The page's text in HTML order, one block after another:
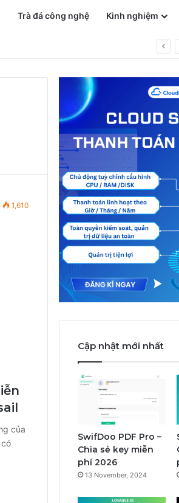
Trà đá công nghệ Kinh nghiệm
1,610
của
có
Cập nhật mới nhất
SwifDoo PDF Pro –
Chia sẻ key miễn
phí 2026
13 November, 2024